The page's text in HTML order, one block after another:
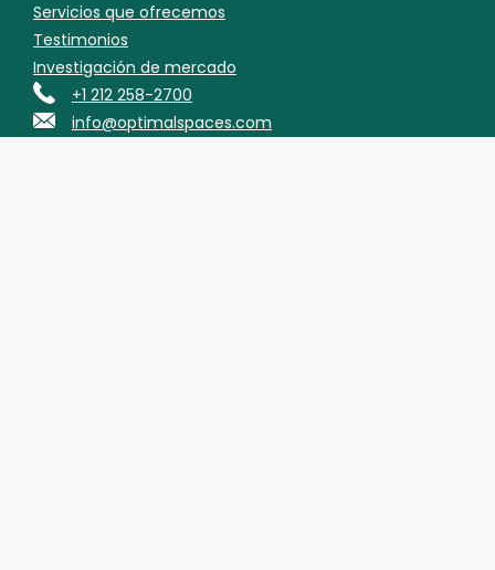
Servicios que ofrecemos
Testimonios
Investigación de mercado
+1 212 258-2700
info@optimalspaces.com